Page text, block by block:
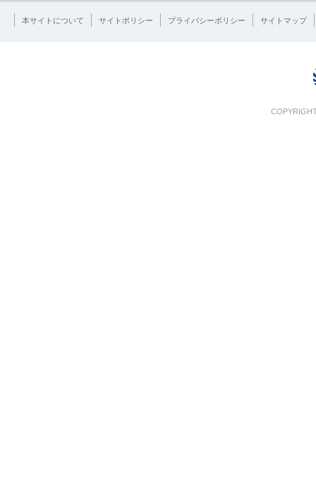
本サイトについて サイトポリシー プライバシーポリシー サイトマップ